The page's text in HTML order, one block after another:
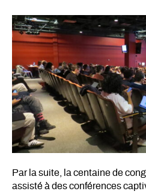
Par la suite, la centaine de
assisté à des conférences